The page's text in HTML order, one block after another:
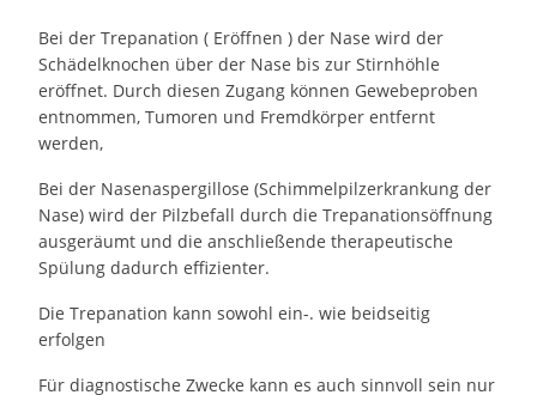
Bei der Trepanation ( Eröffnen ) der Nase wird der
Schädelknochen über der Nase bis zur Stirnhöhle
eröffnet. Durch diesen Zugang können Gewebeproben
entnommen, Tumoren und Fremdkörper entfernt
werden,
Bei der Nasenaspergillose (Schimmelpilzerkrankung der
Nase) wird der Pilzbefall durch die Trepanationsöffnung
ausgeräumt und die anschließende therapeutische
Spülung dadurch effizienter.
Die Trepanation kann sowohl ein-. wie beidseitig
erfolgen
Für diagnostische Zwecke kann es auch sinnvoll sein nur